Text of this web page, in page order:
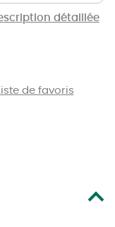
détaillée
de favoris